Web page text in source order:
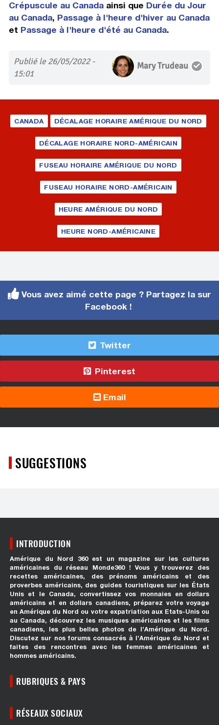
Crépuscule au Canadaainsi que Durée du Jour
au Canada, Passage à l'heure d'hiver au Canada
et Passage à l'heure d'été au Canada.
Publié le 26/05/2022 -
15:01
Mary Trudeau
CANADA DÉCALAGE HORAIRE AMÉRIQUE DU NORD
DÉCALAGE HORAIRE NORD-AMÉRICAIN
FUSEAU HORAIRE AMÉRIQUE DU NORD
FUSEAU HORAIRE NORD-AMÉRICAIN
HEURE AMÉRIQUE DU NORD
HEURE NORD-AMÉRICAINE
Vous avez aimé cette page ? Partagez la sur
Facebook !
Twitter
Pinterest
Email
SUGGESTIONS
INTRODUCTION
Amérique du Nord 360 est un magazine sur les cultures
américaines du réseau Monde360 ! Vous y trouverez des
recettes américaines, des prénoms américains et des
proverbes américains, des guides touristiques sur les États
Unis et le Canada, convertissez vos monnaies en dollars
américains et en dollars canadiens, préparez votre voyage
en Amérique du Nord ou votre expatriation aux Etats-Unis ou
au Canada, découvrez les musiques américaines et les films
canadiens, les plus belles photos de l’Amérique du Nord.
Discutez sur nos forums consacrés à l’Amérique du Nord et
faites des rencontres avec les femmes américaines et
hommes américains.
RUBRIQUES & PAYS
RÉSEAUX SOCIAUX